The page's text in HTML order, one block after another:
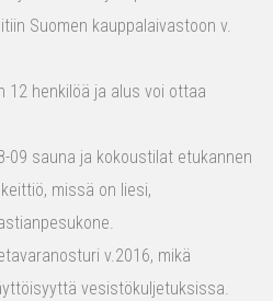
Suomen kauppalaivastoon v.
12 henkilöä ja alus voi ottaa
09 sauna ja kokoustilat etukannen
missä on liesi,
v.2016, mikä
vesistökuljetuksissa.